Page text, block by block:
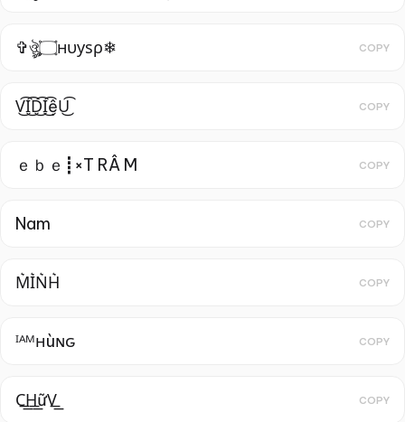
✞ঔৣ۝нυуѕρ❄ COPY
V͜͡I͜͡D͜͡I͜͡ệU͜͡ COPY
ｅｂｅ┋×T RÂ M COPY
Nam COPY
M͛I͛N͛H͛ COPY
ᴵᴬᴹнùɴԍ COPY
C͟͟H͟͟ữV͟͟ COPY